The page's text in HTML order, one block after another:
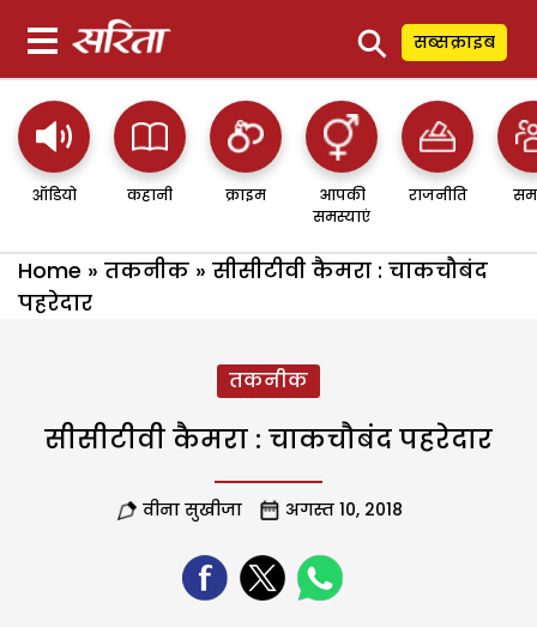
⚲ सब्सक्राइब
ऑडियो कहानी क्राइम
आपकी
समस्याएं
राजनीति
Home » तकनीक » सीसीटीवी कैमरा : चाकचौबंद
पहरेदार
तकनीक
सीसीटीवी कैमरा : चाकचौबंद पहरेदार
वीना सुखीजा अगस्त 10, 2018